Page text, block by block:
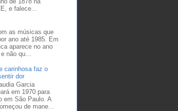
e falece...
as músicas que
ano até 1985. Em
aparece no ano
não qu...
carinhosa faz o
dor
Garcia
em 1970 para
em São Paulo. A
de mane...